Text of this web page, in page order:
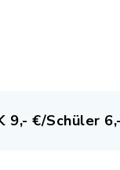
9,- €/Schüler